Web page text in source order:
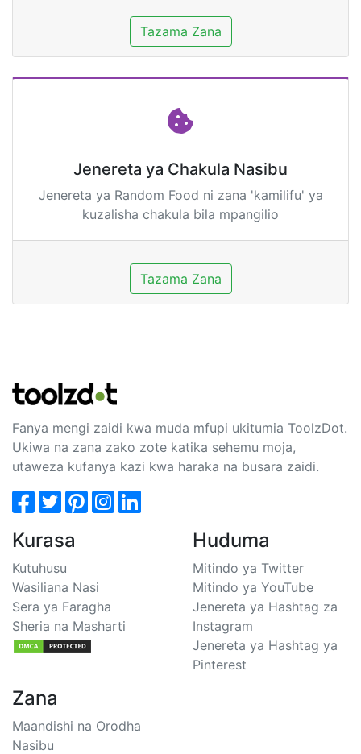
Tazama Zana
Jenereta ya Chakula Nasibu
Jenereta ya Random Food ni zana 'kamilifu' ya
kuzalisha chakula bila mpangilio
Tazama Zana
Fanya mengi zaidi kwa muda mfupi ukitumia ToolzDot.
Ukiwa na zana zako zote katika sehemu moja,
utaweza kufanya kazi kwa haraka na busara zaidi.
Kurasa
Kutuhusu
Wasiliana Nasi
Sera ya Faragha
Sheria na Masharti
Huduma
Mitindo ya Twitter
Mitindo ya YouTube
Jenereta ya Hashtag za
Instagram
Jenereta ya Hashtag ya
Pinterest
Zana
Maandishi na Orodha
Nasibu